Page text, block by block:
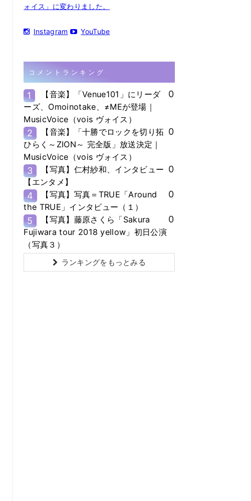
ォイス」に変わりました。
Instagram YouTube
コメントランキング
1
【音楽】「Venue101」にリーダ
ーズ、Omoinotake、≠MEが登場｜
MusicVoice（vois ヴォイス）
0
2
【音楽】「十勝でロックを切り拓
ひらく～ZION～ 完全版」放送決定｜
MusicVoice（vois ヴォイス）
0
3
【写真】仁村紗和、インタビュー
【エンタメ】
0
4
【写真】写真＝TRUE「Around
the TRUE」インタビュー（１）
0
5
【写真】藤原さくら「Sakura
Fujiwara tour 2018 yellow」初日公演
（写真３）
0
ランキングをもっとみる